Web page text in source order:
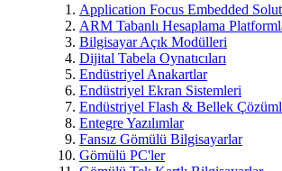
Application Focus Embedded
ARM Tabanlı Hesaplama
Bilgisayar Açık Modülleri
Dijital Tabela Oynatıcıları
Endüstriyel Anakartlar
Endüstriyel Ekran Sistemleri
Endüstriyel Flash & Bellek
Entegre Yazılımlar
Fansız Gömülü Bilgisayarlar
Gömülü PC'ler